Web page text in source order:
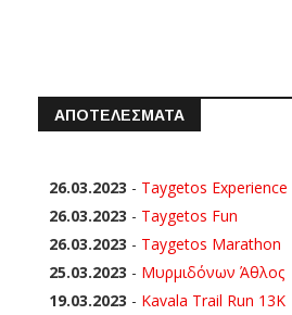
ΑΠΟΤΕΛΕΣΜΑΤΑ
26.03.2023 - Taygetos Experience
26.03.2023 - Taygetos Fun
26.03.2023 - Taygetos Marathon
25.03.2023 - Μυρμιδόνων Άθλος
19.03.2023 - Kavala Trail Run 13K